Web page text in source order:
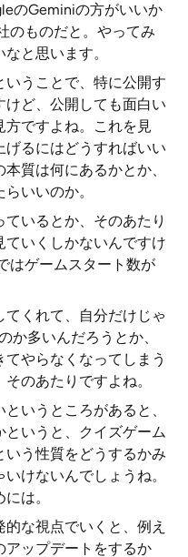
のGeminiの方がいいか
のものだと。やってみ
と思います。
うことで、特に公開す
けど、公開しても面白い
方ですよね。これを見
るにはどうすればいい
質は何にあるかとか、
いいのか。
いるとか、そのあたり
いくしかないんですけ
はゲームスタート数が
くれて、自分だけじゃ
か多いんだろうとか、
やらなくなってしまう
のあたりですよね。
いうところがあると、
いうと、クイズゲーム
いう性質をどうするかみ
けないんでしょうね。
は。
な視点でいくと、例え
アップデートをするか